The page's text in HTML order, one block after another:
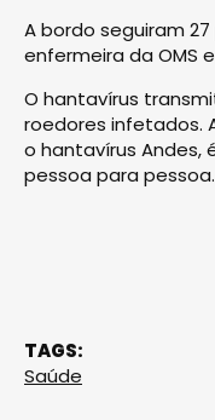
A bordo seguiram
enfermeira da OMS
O hantavírus
roedores infetados.
o hantavírus Andes,
pessoa para pessoa.
TAGS:
Saúde